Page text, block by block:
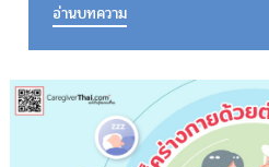
อ่านบทความ